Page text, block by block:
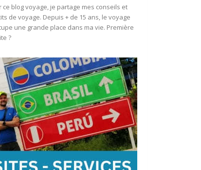
ce blog voyage, je partage mes conseils et
de voyage. Depuis + de 15 ans, le voyage
une grande place dans ma vie. Première
?